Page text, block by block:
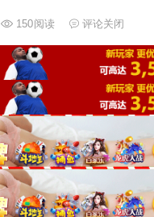
150阅读 评论关闭